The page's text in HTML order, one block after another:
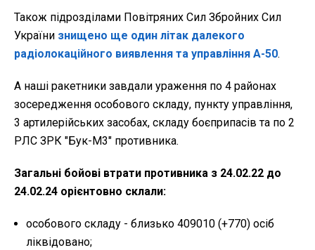
Також підрозділами Повітряних Сил Збройних Сил
України знищено ще один літак далекого
радіолокаційного виявлення та управління А-50.
А наші ракетники завдали ураження по 4 районах
зосередження особового складу, пункту управління,
3 артилерійських засобах, складу боєприпасів та по 2
РЛС ЗРК "Бук-М3" противника.
Загальні бойові втрати противника з 24.02.22 до
24.02.24 орієнтовно склали:
особового складу - близько 409010 (+770) осіб
ліквідовано;